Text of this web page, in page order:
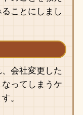
ことにしまし
会社変更した
ってしまうケ
。